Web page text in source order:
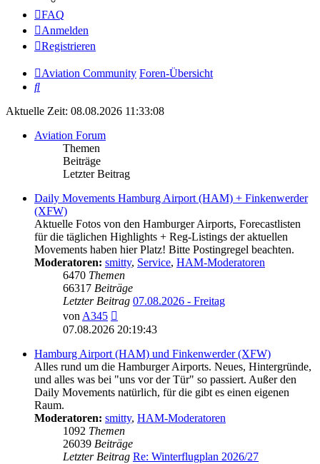
FAQ
Anmelden
Registrieren
Aviation Community Foren-Übersicht
Suche
Aktuelle Zeit: 08.08.2026 11:33:08
Aviation Forum
Themen
Beiträge
Letzter Beitrag
Daily Movements Hamburg Airport (HAM) + Finkenwerder
(XFW)
Aktuelle Fotos von den Hamburger Airports, Forecastlisten
für die täglichen Highlights + Reg-Listings der aktuellen
Movements haben hier Platz! Bitte Postingregel beachten.
Moderatoren: smitty, Service, HAM-Moderatoren
6470 Themen
66317 Beiträge
Letzter Beitrag 07.08.2026 - Freitag
vonA345
Beitrag
07.08.2026 20:19:43
Hamburg Airport (HAM) und Finkenwerder (XFW)
Alles rund um die Hamburger Airports. Neues, Hintergründe,
und alles was bei "uns vor der Tür" so passiert. Außer den
Daily Movements natürlich, für die gibt es einen eigenen
Raum.
Moderatoren: smitty, HAM-Moderatoren
1092 Themen
26039 Beiträge
Letzter Beitrag Re: Winterflugplan 2026/27